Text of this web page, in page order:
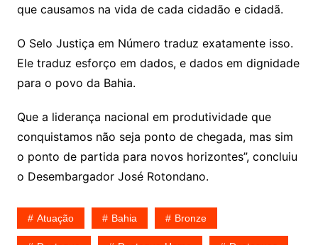
que causamos na vida de cada cidadão e cidadã.
O Selo Justiça em Número traduz exatamente isso.
Ele traduz esforço em dados, e dados em dignidade
para o povo da Bahia.
Que a liderança nacional em produtividade que
conquistamos não seja ponto de chegada, mas sim
o ponto de partida para novos horizontes”, concluiu
o Desembargador José Rotondano.
Atuação Bahia Bronze